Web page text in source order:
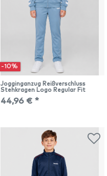
-10%
Jogginganzug Reißverschluss
Stehkragen Logo Regular Fit
44,96 € *